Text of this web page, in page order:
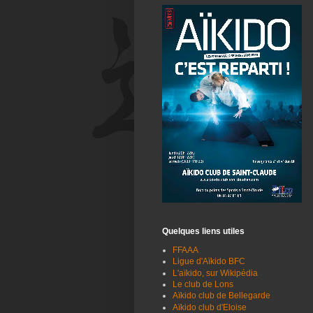
Quelques liens utiles
FFAAA
Ligue d'Aïkido BFC
L'aïkido, sur Wikipédia
Le club de Lons
Aïkido club de Bellegarde
Aïkido club d'Eloise